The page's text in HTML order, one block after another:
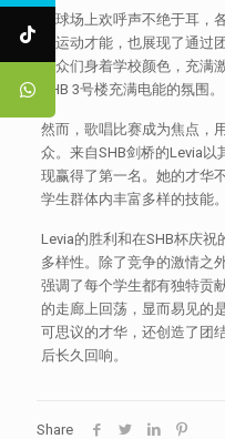
篮球场上欢呼声不绝于耳，
的运动才能，也展现了通过
观众们身着学校颜色，充满
SHB 3号楼充满电能的氛围。
然而，歌唱比赛成为焦点，
众。来自SHB剑桥的Levia
现赢得了第一名。她的才华
学生群体内丰富多样的技能。
Levia的胜利和在SHB杯庆
多样性。除了竞争的激情之
强调了每个学生都有独特贡
的走廊上回荡，显而易见的
可思议的才华，还创造了团
后长久回响。
Share